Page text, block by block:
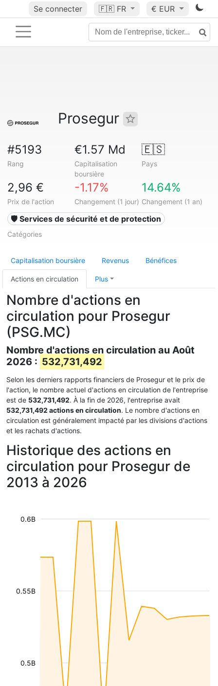
Se connecter 🇫🇷 FR € EUR
Prosegur
#5193
Rang
€1.57 Md
Capitalisation
boursière
🇪🇸
Pays
2,96 €
Prix de l'action
-1.17%
Changement (1 jour)
14.64%
Changement (1 an)
🛡️ Services de sécurité et de protection
Catégories
Capitalisation boursière Revenus Bénéfices
Actions en circulation Plus
Nombre d'actions en
circulation pour Prosegur
(PSG.MC)
Nombre d'actions en circulation au Août
2026 : 532,731,492
Selon les derniers rapports financiers de Prosegur et le prix de
l'action, le nombre actuel d'actions en circulation de l'entreprise
est de 532,731,492. À la fin de 2026, l'entreprise avait
532,731,492 actions en circulation. Le nombre d'actions en
circulation est généralement impacté par les divisions d'actions
et les rachats d'actions.
Historique des actions en
circulation pour Prosegur de
2013 à 2026
0.5B
0.55B
0.6B